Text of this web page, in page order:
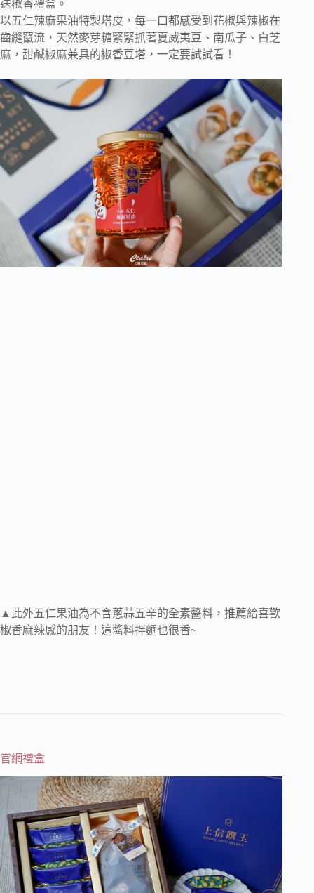
送椒香禮盒。
以五仁辣麻果油特製塔皮，每一口都感受到花椒與辣椒在
齒縫竄流，天然麥芽糖緊緊抓著夏威夷豆、南瓜子、白芝
麻，甜鹹椒麻兼具的椒香豆塔，一定要試試看！
▲此外五仁果油為不含蔥蒜五辛的全素醬料，推薦給喜歡
椒香麻辣感的朋友！這醬料拌麵也很香~
官網禮盒